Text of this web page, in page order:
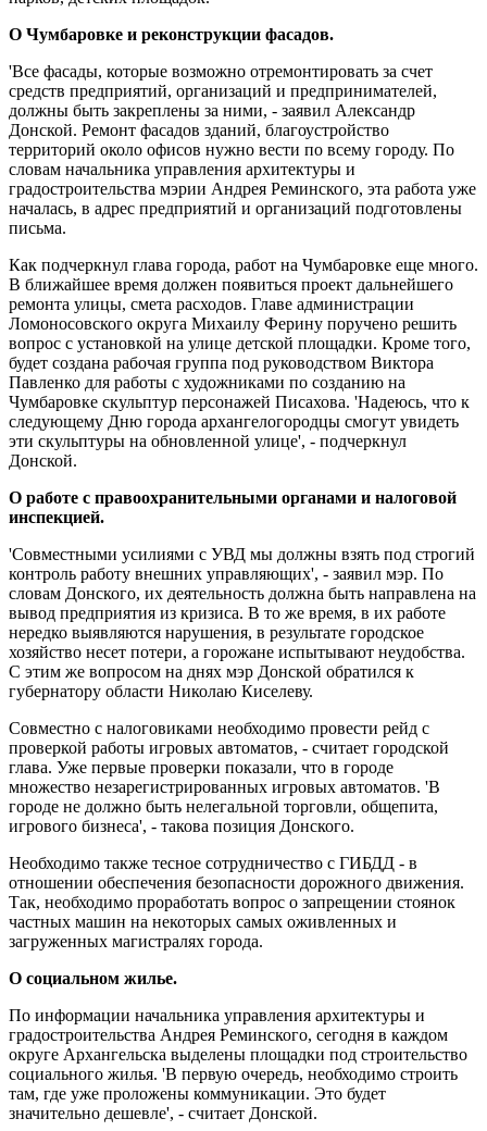
О Чумбаровке и реконструкции фасадов.
'Все фасады, которые возможно отремонтировать за счет
средств предприятий, организаций и предпринимателей,
должны быть закреплены за ними, - заявил Александр
Донской. Ремонт фасадов зданий, благоустройство
территорий около офисов нужно вести по всему городу. По
словам начальника управления архитектуры и
градостроительства мэрии Андрея Реминского, эта работа уже
началась, в адрес предприятий и организаций подготовлены
письма.
Как подчеркнул глава города, работ на Чумбаровке еще много.
В ближайшее время должен появиться проект дальнейшего
ремонта улицы, смета расходов. Главе администрации
Ломоносовского округа Михаилу Ферину поручено решить
вопрос с установкой на улице детской площадки. Кроме того,
будет создана рабочая группа под руководством Виктора
Павленко для работы с художниками по созданию на
Чумбаровке скульптур персонажей Писахова. 'Надеюсь, что к
следующему Дню города архангелогородцы смогут увидеть
эти скульптуры на обновленной улице', - подчеркнул
Донской.
О работе с правоохранительными органами и налоговой
инспекцией.
'Совместными усилиями с УВД мы должны взять под строгий
контроль работу внешних управляющих', - заявил мэр. По
словам Донского, их деятельность должна быть направлена на
вывод предприятия из кризиса. В то же время, в их работе
нередко выявляются нарушения, в результате городское
хозяйство несет потери, а горожане испытывают неудобства.
С этим же вопросом на днях мэр Донской обратился к
губернатору области Николаю Киселеву.
Совместно с налоговиками необходимо провести рейд с
проверкой работы игровых автоматов, - считает городской
глава. Уже первые проверки показали, что в городе
множество незарегистрированных игровых автоматов. 'В
городе не должно быть нелегальной торговли, общепита,
игрового бизнеса', - такова позиция Донского.
Необходимо также тесное сотрудничество с ГИБДД - в
отношении обеспечения безопасности дорожного движения.
Так, необходимо проработать вопрос о запрещении стоянок
частных машин на некоторых самых оживленных и
загруженных магистралях города.
О социальном жилье.
По информации начальника управления архитектуры и
градостроительства Андрея Реминского, сегодня в каждом
округе Архангельска выделены площадки под строительство
социального жилья. 'В первую очередь, необходимо строить
там, где уже проложены коммуникации. Это будет
значительно дешевле', - считает Донской.